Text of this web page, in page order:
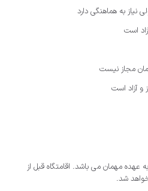
نیاز به هماهنگی دارد
است
مجاز نیست
و آزاد است
عهده مهمان می باشد. اقامتگاه قبل از
شد.